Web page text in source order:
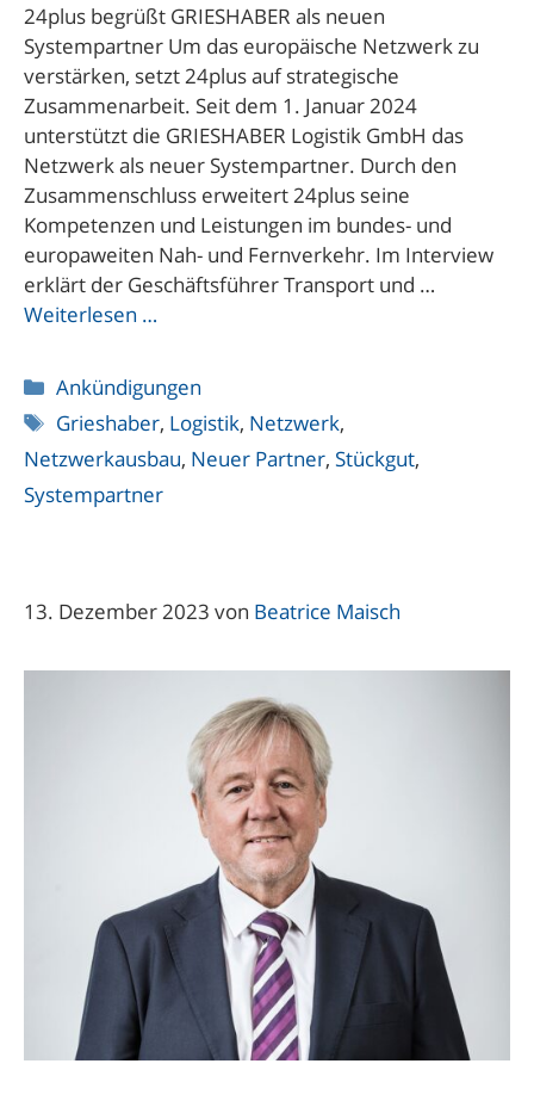
24plus begrüßt GRIESHABER als neuen
Systempartner Um das europäische Netzwerk zu
verstärken, setzt 24plus auf strategische
Zusammenarbeit. Seit dem 1. Januar 2024
unterstützt die GRIESHABER Logistik GmbH das
Netzwerk als neuer Systempartner. Durch den
Zusammenschluss erweitert 24plus seine
Kompetenzen und Leistungen im bundes- und
europaweiten Nah- und Fernverkehr. Im Interview
erklärt der Geschäftsführer Transport und …
Weiterlesen …
Kategorien
Ankündigungen
Schlagwörter
Grieshaber, Logistik, Netzwerk,
Netzwerkausbau, Neuer Partner, Stückgut,
Systempartner
13. Dezember 2023 von Beatrice Maisch